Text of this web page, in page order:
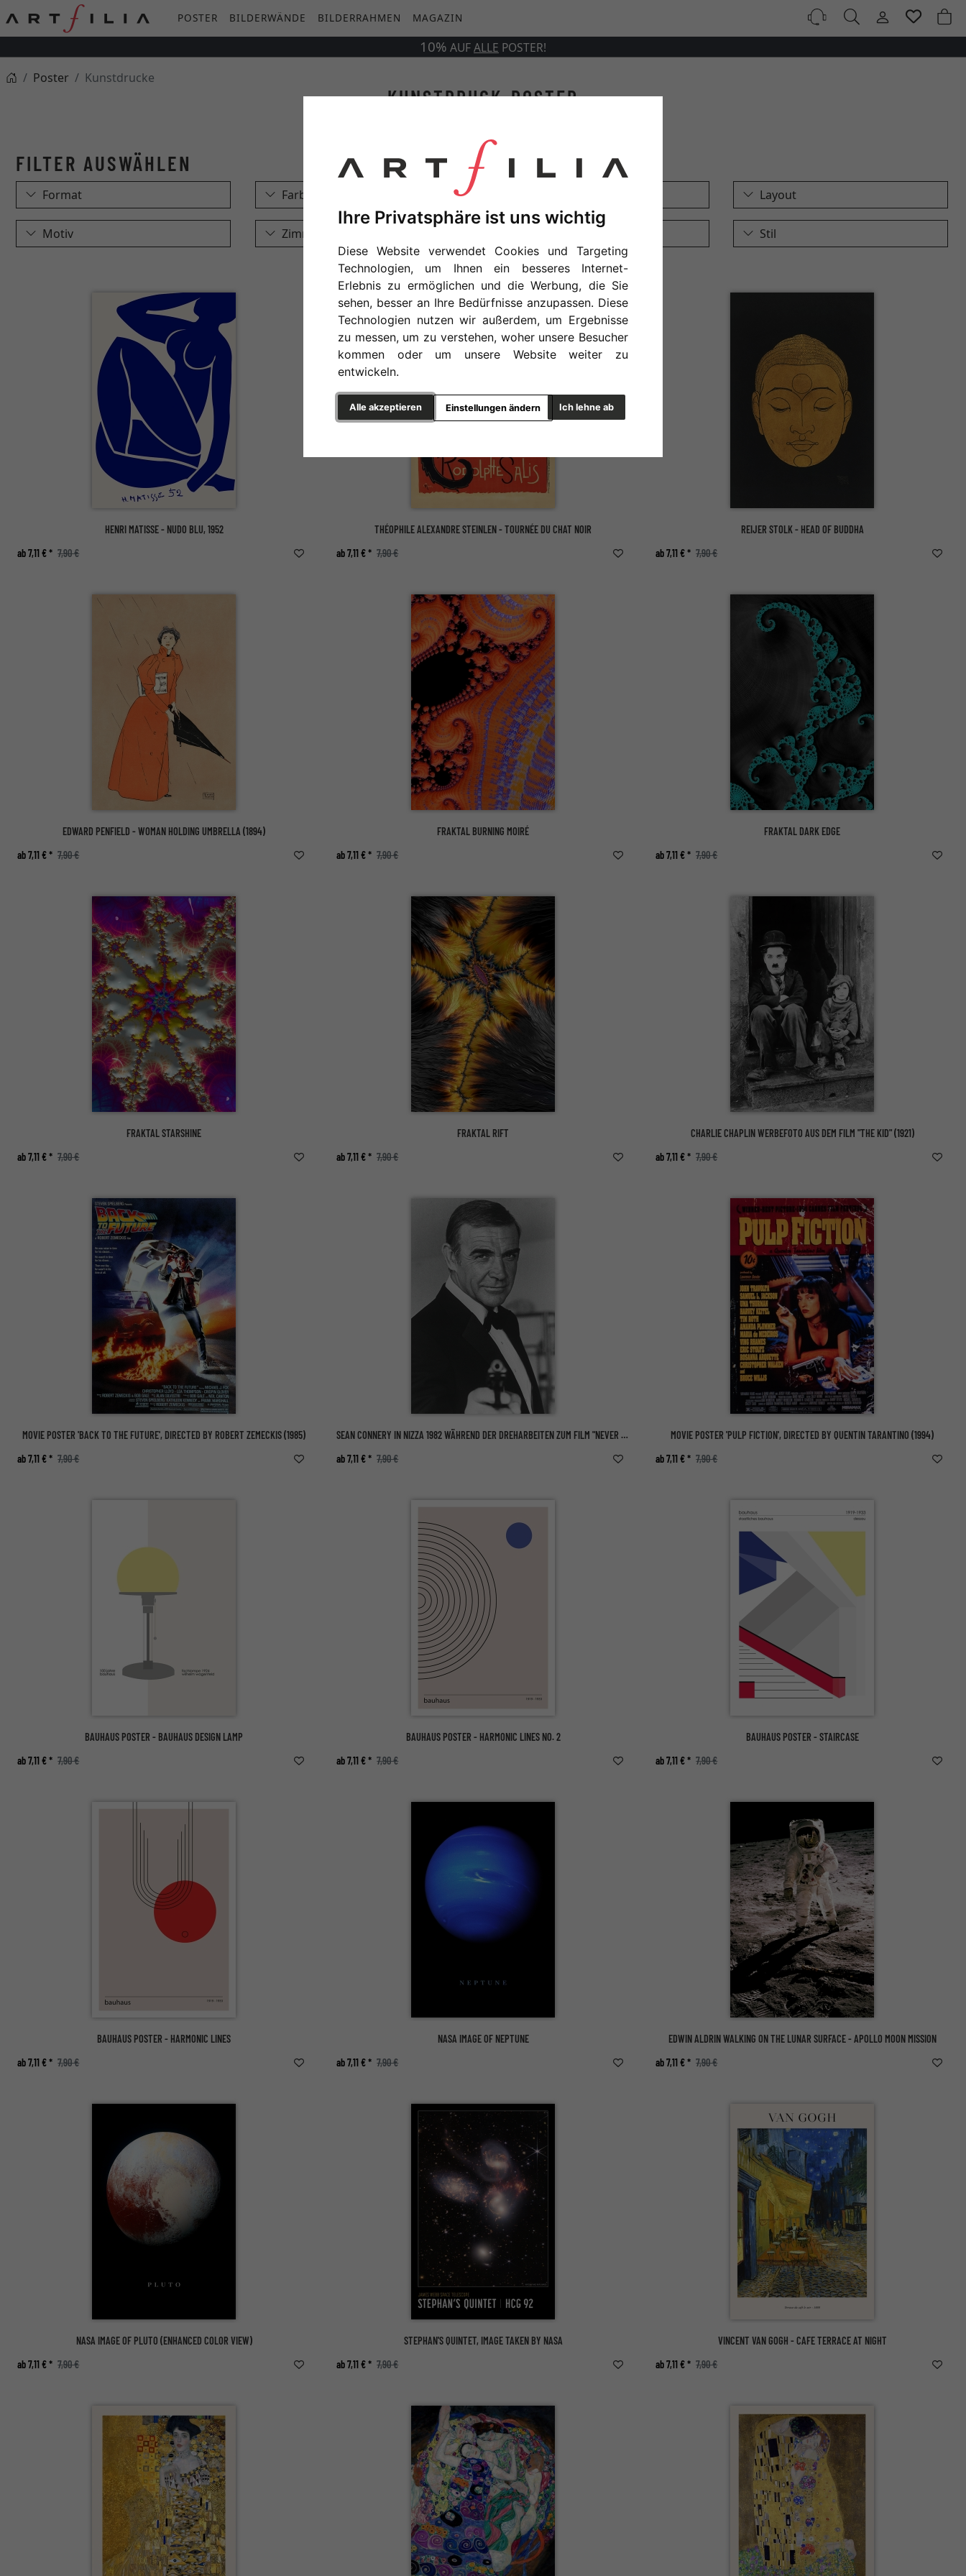
Ihre Privatsphäre ist uns wichtig
Diese Website verwendet Cookies und Targeting
Technologien, um Ihnen ein besseres Internet-
Erlebnis zu ermöglichen und die Werbung, die Sie
sehen, besser an Ihre Bedürfnisse anzupassen. Diese
Technologien nutzen wir außerdem, um Ergebnisse
zu messen, um zu verstehen, woher unsere Besucher
kommen oder um unsere Website weiter zu
entwickeln.
Alle akzeptieren Ich lehne ab
Einstellungen ändern
POSTER BILDERWÄNDE BILDERRAHMEN MAGAZIN
10% AUFALLE POSTER!
KUNSTDRUCK-POSTER
Poster Kunstdrucke
Format Farbe Layout
Motiv Zimmer Stil
HENRI MATISSE - NUDO BLU, 1952
ab 7,11 € * 7,90 €
THÉOPHILE ALEXANDRE STEINLEN - TOURNÉE DU CHAT NOIR
ab 7,11 € * 7,90 €
REIJER STOLK - HEAD OF BUDDHA
ab 7,11 € * 7,90 €
EDWARD PENFIELD - WOMAN HOLDING UMBRELLA (1894)
ab 7,11 € * 7,90 €
FRAKTAL BURNING MOIRÉ
ab 7,11 € * 7,90 €
FRAKTAL DARK EDGE
ab 7,11 € * 7,90 €
FRAKTAL STARSHINE
ab 7,11 € * 7,90 €
FRAKTAL RIFT
ab 7,11 € * 7,90 €
CHARLIE CHAPLIN WERBEFOTO AUS DEM FILM "THE KID" (1921)
ab 7,11 € * 7,90 €
MOVIE POSTER 'BACK TO THE FUTURE', DIRECTED BY ROBERT ZEMECKIS (1985)
ab 7,11 € * 7,90 €
SEAN CONNERY IN NIZZA 1982 WÄHREND DER DREHARBEITEN ZUM FILM "NEVER SAY NEVER AGAIN"
ab 7,11 € * 7,90 €
MOVIE POSTER 'PULP FICTION', DIRECTED BY QUENTIN TARANTINO (1994)
ab 7,11 € * 7,90 €
BAUHAUS POSTER - BAUHAUS DESIGN LAMP
ab 7,11 € * 7,90 €
BAUHAUS POSTER - HARMONIC LINES NO. 2
ab 7,11 € * 7,90 €
BAUHAUS POSTER - STAIRCASE
ab 7,11 € * 7,90 €
BAUHAUS POSTER - HARMONIC LINES
ab 7,11 € * 7,90 €
NASA IMAGE OF NEPTUNE
ab 7,11 € * 7,90 €
EDWIN ALDRIN WALKING ON THE LUNAR SURFACE - APOLLO MOON MISSION
ab 7,11 € * 7,90 €
NASA IMAGE OF PLUTO (ENHANCED COLOR VIEW)
ab 7,11 € * 7,90 €
STEPHAN'S QUINTET, IMAGE TAKEN BY NASA
ab 7,11 € * 7,90 €
VINCENT VAN GOGH - CAFE TERRACE AT NIGHT
ab 7,11 € * 7,90 €